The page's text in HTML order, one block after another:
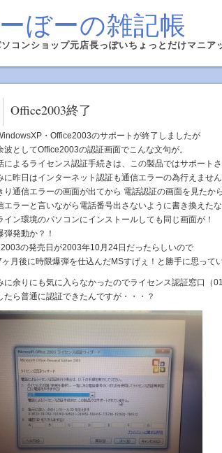
ぼーの雑記帳
コンショップ元店長っぽいちょっとだけマニア
Office2003終了
・Office2003のサポートが終了しましたが
波としてOffice2003の認証画面でこんな文句が。
によるライセンス認証手続きは、この製品ではサポートさ
に昨日はインターネット認証も通信エラーの為行えません
り通信エラーの画面が出てから 電話認証の画面を見たから
エラーと言いながら電話番号出さないように書き換えた
イン環境のパソコンにインストールしても同じ画面が！
弾発動か？！
の発売日が2003年10月24日だったらしいので
月後に時限爆弾を仕込んだMSすげぇ！と勝手に思ってい
に余りにも気に入らなかったのでライセンス認証窓口（
たら普通に認証できたんですが・・・？